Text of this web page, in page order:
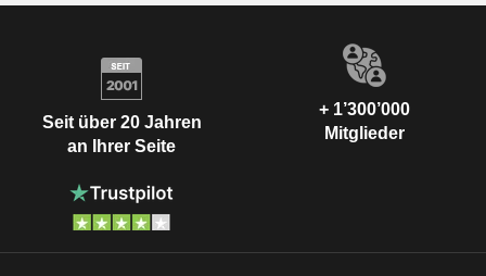
Seit über 20 Jahren
an Ihrer Seite
+ 1’300’000
Mitglieder